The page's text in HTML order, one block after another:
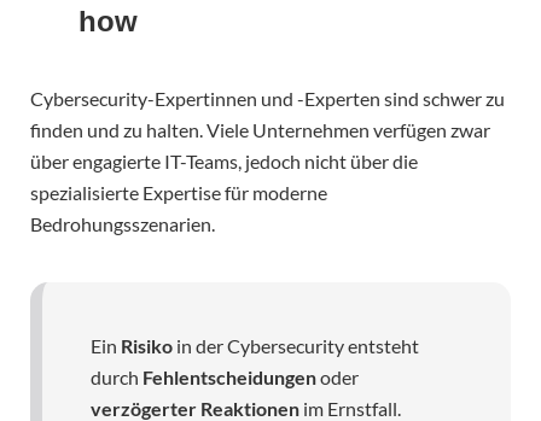
how
Cybersecurity-Expertinnen und -Experten sind schwer zu
finden und zu halten. Viele Unternehmen verfügen zwar
über engagierte IT-Teams, jedoch nicht über die
spezialisierte Expertise für moderne
Bedrohungsszenarien.
Ein Risiko in der Cybersecurity entsteht
durch Fehlentscheidungenoder
verzögerter Reaktionen im Ernstfall.